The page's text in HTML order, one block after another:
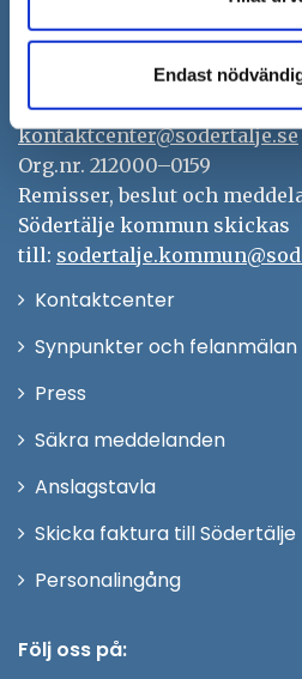
Endast
151 89 Södertälje
Besöksadress:
Tfn: 08–523 010 00
kontaktcenter@sodertalje.se
Org.nr. 212000–0159
Remisser, beslut och
Södertälje kommun skickas
till:
KontaktcenterÖppna
Synpunkter och felanmälan
Press
fönster
Säkra meddelanden
Anslagstavla
Skicka faktura till
PersonalingångÖppna
Följ oss på: